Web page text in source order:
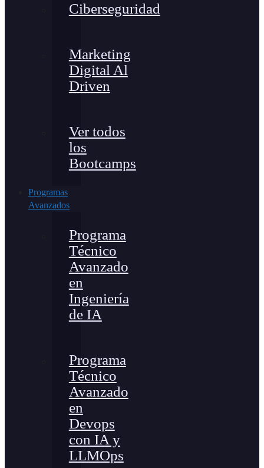
Ciberseguridad
Marketing
Digital Al
Driven
Ver todos
los
Bootcamps
Programas
Avanzados
Programa
Técnico
Avanzado
en
Ingeniería
de IA
Programa
Técnico
Avanzado
en
Devops
con IA y
LLMOps